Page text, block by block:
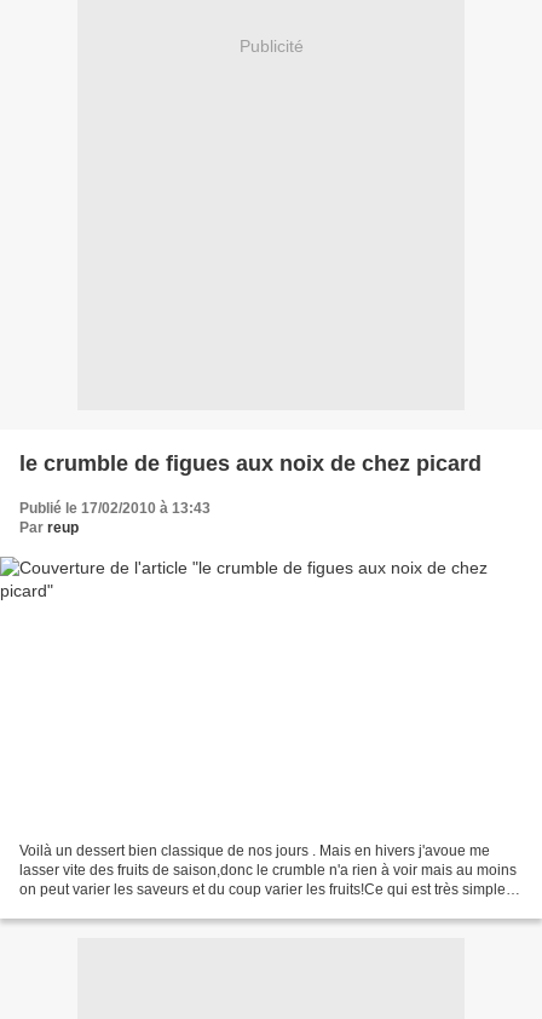
Publicité
le crumble de figues aux noix de chez picard
Publié le 17/02/2010 à 13:43
Par reup
Voilà un dessert bien classique de nos jours . Mais en hivers j'avoue me
lasser vite des fruits de saison,donc le crumble n'a rien à voir mais au moins
on peut varier les saveurs et du coup varier les fruits!Ce qui est très simple